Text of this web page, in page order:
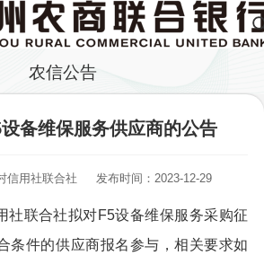
农信公告
备维保服务供应商的公告
信用社联合社 发布时间：2023-12-29
社联合社拟对F5设备维保服务采购征
条件的供应商报名参与，相关要求如